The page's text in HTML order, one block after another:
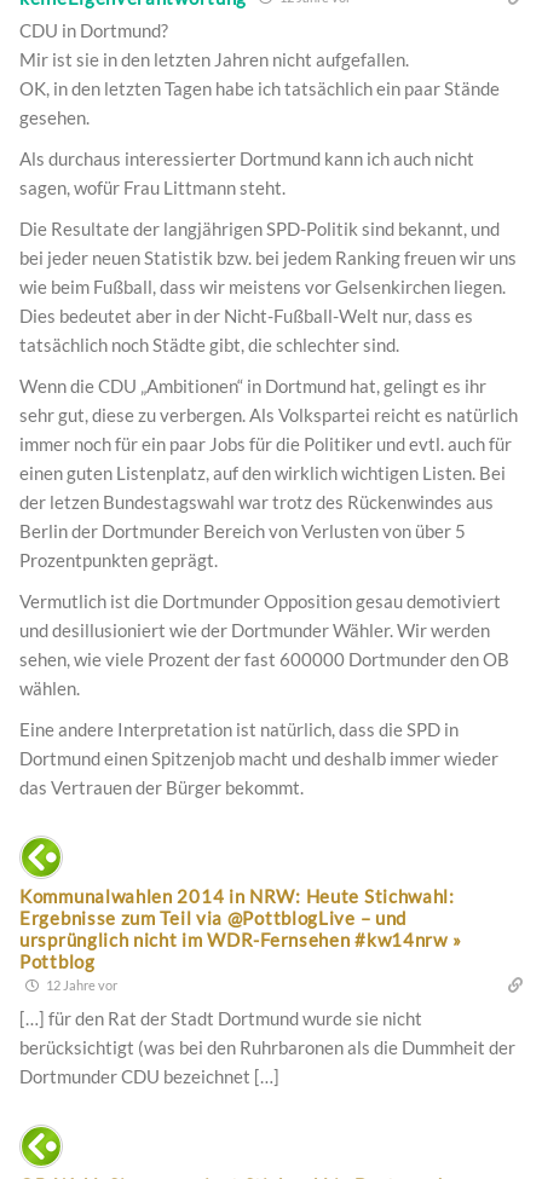
CDU in Dortmund?
Mir ist sie in den letzten Jahren nicht aufgefallen.
OK, in den letzten Tagen habe ich tatsächlich ein paar Stände
gesehen.
Als durchaus interessierter Dortmund kann ich auch nicht
sagen, wofür Frau Littmann steht.
Die Resultate der langjährigen SPD-Politik sind bekannt, und
bei jeder neuen Statistik bzw. bei jedem Ranking freuen wir uns
wie beim Fußball, dass wir meistens vor Gelsenkirchen liegen.
Dies bedeutet aber in der Nicht-Fußball-Welt nur, dass es
tatsächlich noch Städte gibt, die schlechter sind.
Wenn die CDU „Ambitionen“ in Dortmund hat, gelingt es ihr
sehr gut, diese zu verbergen. Als Volkspartei reicht es natürlich
immer noch für ein paar Jobs für die Politiker und evtl. auch für
einen guten Listenplatz, auf den wirklich wichtigen Listen. Bei
der letzen Bundestagswahl war trotz des Rückenwindes aus
Berlin der Dortmunder Bereich von Verlusten von über 5
Prozentpunkten geprägt.
Vermutlich ist die Dortmunder Opposition gesau demotiviert
und desillusioniert wie der Dortmunder Wähler. Wir werden
sehen, wie viele Prozent der fast 600000 Dortmunder den OB
wählen.
Eine andere Interpretation ist natürlich, dass die SPD in
Dortmund einen Spitzenjob macht und deshalb immer wieder
das Vertrauen der Bürger bekommt.
Kommunalwahlen 2014 in NRW: Heute Stichwahl:
Ergebnisse zum Teil via @PottblogLive – und
ursprünglich nicht im WDR-Fernsehen #kw14nrw »
Pottblog
12 Jahre vor
[…] für den Rat der Stadt Dortmund wurde sie nicht
berücksichtigt (was bei den Ruhrbaronen als die Dummheit der
Dortmunder CDU bezeichnet […]